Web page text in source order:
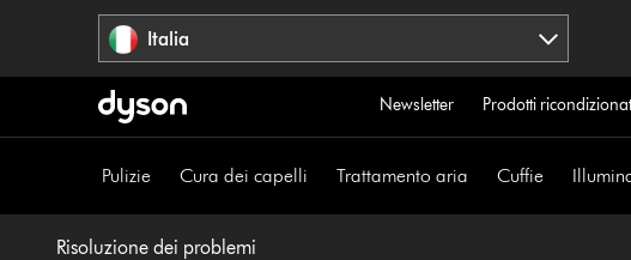
Italia
Newsletter Prodotti
Pulizie Cura dei capelli Trattamento aria Cuffie
Risoluzione dei problemi